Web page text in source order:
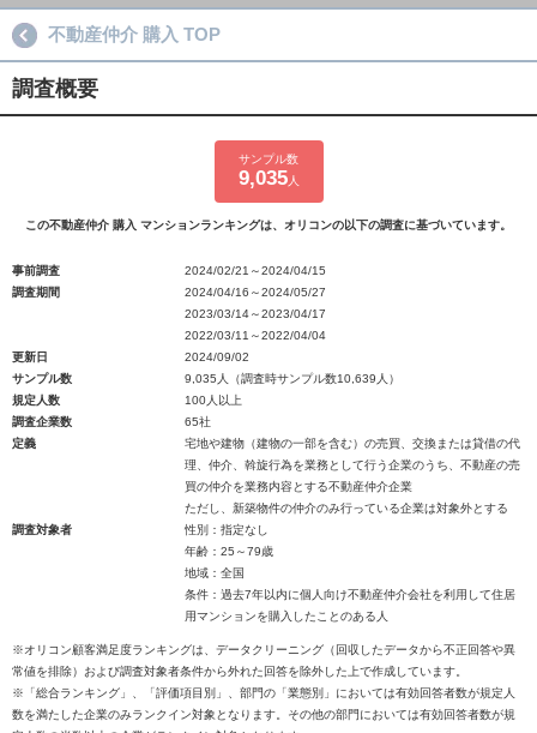
不動産仲介 購入 TOP
調査概要
サンプル数
9,035人
この不動産仲介 購入 マンションランキングは、オリコンの以下の調査に基づいています。
事前調査
2024/02/21～2024/04/15
調査期間
2024/04/16～2024/05/27
2023/03/14～2023/04/17
2022/03/11～2022/04/04
更新日
2024/09/02
サンプル数
9,035人（調査時サンプル数10,639人）
規定人数
100人以上
調査企業数
65社
定義
宅地や建物（建物の一部を含む）の売買、交換または貸借の代
理、仲介、斡旋行為を業務として行う企業のうち、不動産の売
買の仲介を業務内容とする不動産仲介企業
ただし、新築物件の仲介のみ行っている企業は対象外とする
調査対象者
性別：指定なし
年齢：25～79歳
地域：全国
条件：過去7年以内に個人向け不動産仲介会社を利用して住居
用マンションを購入したことのある人
※オリコン顧客満足度ランキングは、データクリーニング（回収したデータから不正回答や異
常値を排除）および調査対象者条件から外れた回答を除外した上で作成しています。
※「総合ランキング」、「評価項目別」、部門の「業態別」においては有効回答者数が規定人
数を満たした企業のみランクイン対象となります。その他の部門においては有効回答者数が規